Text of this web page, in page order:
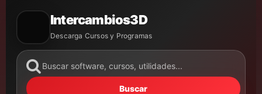
Intercambios3D
Descarga Cursos y Programas
Buscar